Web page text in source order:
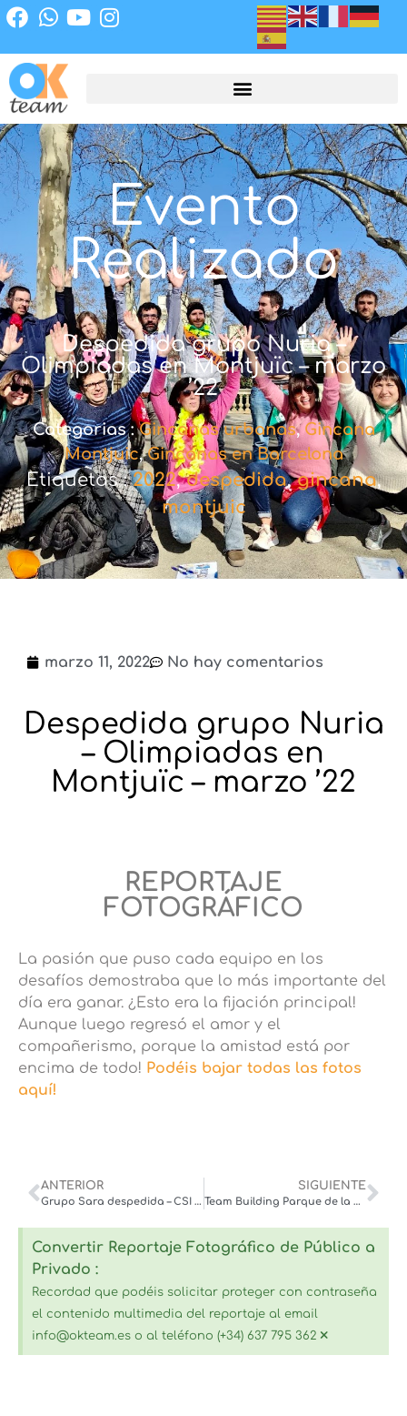
Evento
Realizado
Despedida grupo Nuria –
Olimpiadas en Montjuïc – marzo
’22
Categorias :Gincanas urbanas, Gincana
Montjuic,Gincanas en Barcelona
Etiquetas :2022,despedida,gincana,
montjuic
marzo 11, 2022 No hay comentarios
Despedida grupo Nuria
– Olimpiadas en
Montjuïc – marzo ’22
REPORTAJE
FOTOGRÁFICO
La pasión que puso cada equipo en los
desafíos demostraba que lo más importante del
día era ganar. ¿Esto era la fijación principal!
Aunque luego regresó el amor y el
compañerismo, porque la amistad está por
encima de todo! Podéis bajar todas las fotos
aquí!
ANTERIOR
Grupo Sara despedida – CSI CLUEDO EL CASO TORQUEMADA – marzo ’22
SIGUIENTE
Team Building Parque de la Ciutadela – Medela – marzo ’22
Convertir Reportaje Fotográfico de Público a
Privado :
Recordad que podéis solicitar proteger con contraseña
el contenido multimedia del reportaje al email
info@okteam.es o al teléfono (+34) 637 795 362 ×